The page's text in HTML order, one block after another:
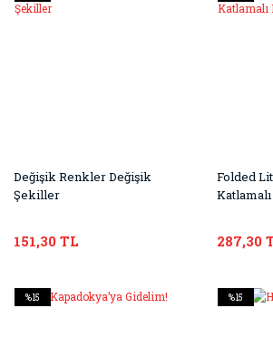
Değişik Renkler Değişik
Şekiller
151,30 TL
Folded
287,30
%15 %15